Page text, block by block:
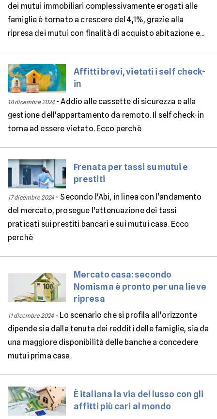
dei mutui immobiliari complessivamente erogati alle
famiglie è tornato a crescere del 4,1%, grazie alla
ripresa dei mutui con finalità di acquisto abitazione e...
Affitti brevi, vietati i self check-
in
18 dicembre 2024-Addio alle cassette di sicurezza e alla
gestione dell'appartamento da remoto. Il self check-in
torna ad essere vietato. Ecco perchè
Frenata per tassi su mutui e
prestiti
17 dicembre 2024- Secondo l'Abi, in linea con l'andamento
del mercato, prosegue l'attenuazione dei tassi
praticati sui prestiti bancari e sui mutui casa. Ecco
perchè
Mercato casa: secondo
Nomisma è pronto per una lieve
ripresa
11 dicembre 2024- Lo scenario che si profila all’orizzonte
dipende sia dalla tenuta dei redditi delle famiglie, sia da
una maggiore disponibilità delle banche a concedere
mutui prima casa.
È italiana la via del lusso con gli
affitti più cari al mondo